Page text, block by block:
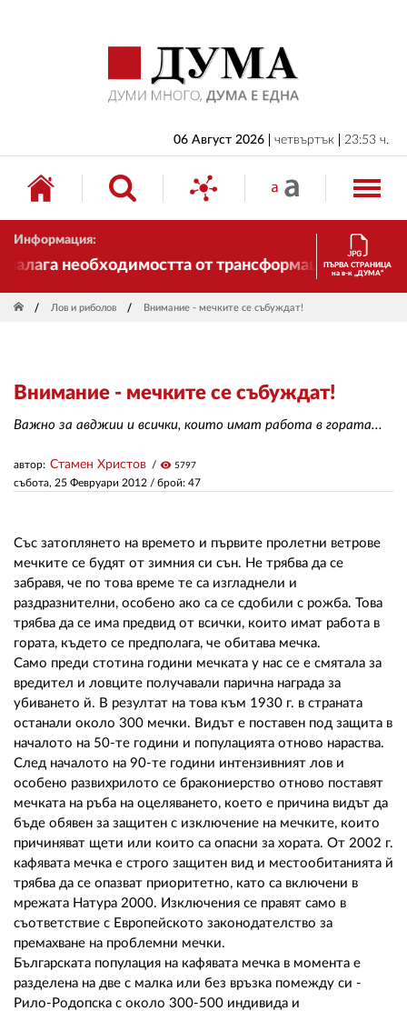
06 Август 2026 четвъртък 23:53 ч.
Информация:
необходимостта от трансформации. И ДУМА
ПЪРВА СТРАНИЦА
на в-к „ДУМА“
Лов и риболов Внимание - мечките се събуждат!
Внимание - мечките се събуждат!
Важно за авджии и всички, които имат работа в гората...
събота, 25 Февруари 2012 / брой: 47
автор: Стамен Христов visibility 5797
Със затоплянето на времето и първите пролетни ветрове
мечките се будят от зимния си сън. Не трябва да се
забравя, че по това време те са изгладнели и
раздразнителни, особено ако са се сдобили с рожба. Това
трябва да се има предвид от всички, които имат работа в
гората, където се предполага, че обитава мечка.
Само преди стотина години мечката у нас се е смятала за
вредител и ловците получавали парична награда за
убиването й. В резултат на това към 1930 г. в страната
останали около 300 мечки. Видът е поставен под защита в
началото на 50-те години и популацията отново нараства.
След началото на 90-те години интензивният лов и
особено развихрилото се бракониерство отново поставят
мечката на ръба на оцеляването, което е причина видът да
бъде обявен за защитен с изключение на мечките, които
причиняват щети или които са опасни за хората. От 2002 г.
кафявата мечка е строго защитен вид и местообитанията й
трябва да се опазват приоритетно, като са включени в
мрежата Натура 2000. Изключения се правят само в
съответствие с Европейското законодателство за
премахване на проблемни мечки.
Българската популация на кафявата мечка в момента е
разделена на две с малка или без връзка помежду си -
Рило-Родопска с около 300-500 индивида и
БЪЛГАРИЯ
ИКОНОМИКА
ИЗБОРИ
СВЯТ
ДРУГИ
АВТОРИ
КОНТАКТИ
РЕКЛАМА
АБОНАМЕНТ
УСЛОВИЯ ЗА ПОЛЗВАНЕ
ПОЛИТИКА ЗА БИСКВИТКИТЕ
ПОЛИТИКАТА ЗА
ПОВЕРИТЕЛНОСТ
02 975 20 35